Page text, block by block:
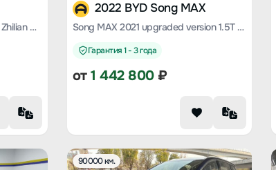
Song MAX 2019 1.5T automatic Zhilian Ruiyi sunroof type 7-seater Country VI
2022 BYD Song MAX
Song MAX 2021 upgraded version 1.5T automatic luxury 6-seater
Гарантия 1 - 3 года
от1 442 800₽
90000 км.